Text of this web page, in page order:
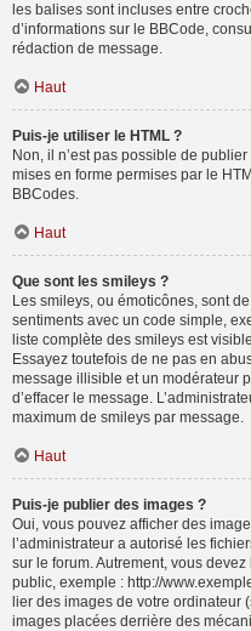
les balises sont incluses entre
d’informations sur le BBCode,
rédaction de message.
Haut
Puis-je utiliser le HTML ?
Non, il n’est pas possible de
mises en forme permises par le
BBCodes.
Haut
Que sont les smileys ?
Les smileys, ou émoticônes, sont
sentiments avec un code simple,
liste complète des smileys est
Essayez toutefois de ne pas en
message illisible et un modérateur
d’effacer le message.
maximum de smileys par message.
Haut
Puis-je publier des images ?
Oui, vous pouvez afficher des
l’administrateur a autorisé les
sur le forum. Autrement, vous
public, exemple : http://
lier des images de votre ordinateur
images placées derrière des